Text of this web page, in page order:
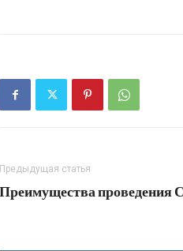
Предыдущая статья
Преимущества проведения